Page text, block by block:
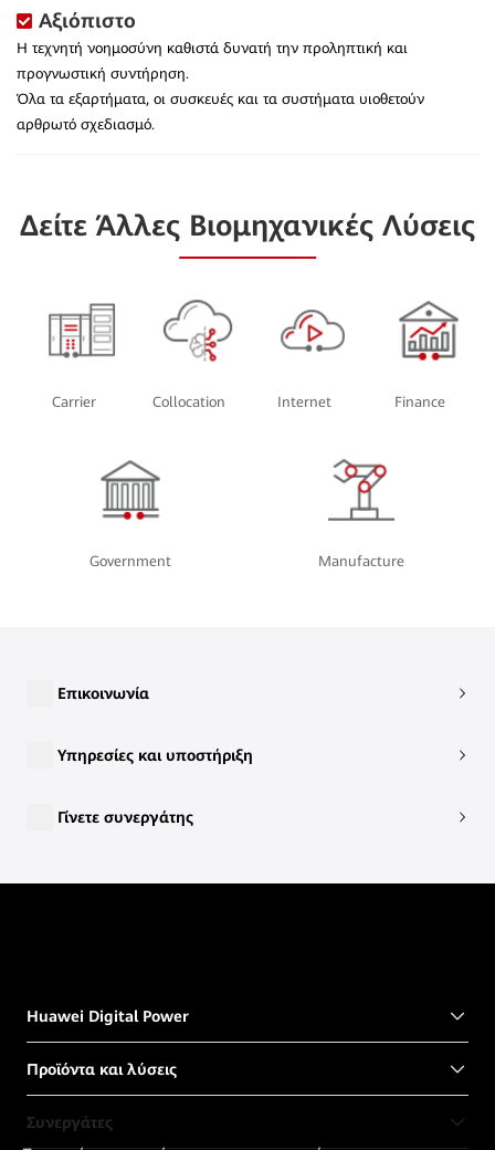
Αξιόπιστο
Η τεχνητή νοημοσύνη καθιστά δυνατή την προληπτική και
προγνωστική συντήρηση.
Όλα τα εξαρτήματα, οι συσκευές και τα συστήματα υιοθετούν
αρθρωτό σχεδιασμό.
Δείτε Άλλες Βιομηχανικές Λύσεις
Carrier Collocation Internet Finance
Government Manufacture
Επικοινωνία
Υπηρεσίες και υποστήριξη
Γίνετε συνεργάτης
Huawei Digital Power
Προϊόντα και λύσεις
Συνεργάτες